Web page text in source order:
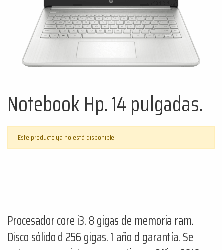
Notebook Hp. 14 pulgadas.
Este producto ya no está disponible.
Procesador core i3. 8 gigas de memoria ram.
Disco sólido d 256 gigas. 1 año d garantía. Se